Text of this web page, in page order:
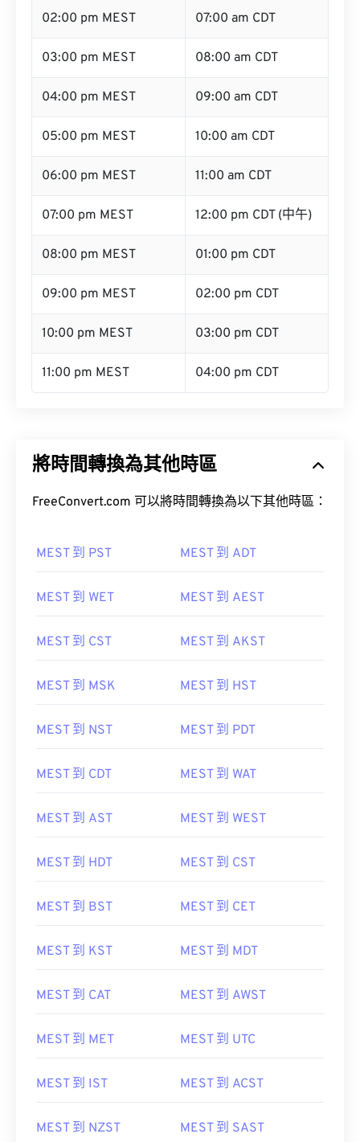
02:00 pm MEST 07:00 am CDT
03:00 pm MEST 08:00 am CDT
04:00 pm MEST 09:00 am CDT
05:00 pm MEST 10:00 am CDT
06:00 pm MEST 11:00 am CDT
07:00 pm MEST 12:00 pm CDT (中午)
08:00 pm MEST 01:00 pm CDT
09:00 pm MEST 02:00 pm CDT
10:00 pm MEST 03:00 pm CDT
11:00 pm MEST 04:00 pm CDT
將時間轉換為其他時區
FreeConvert.com 可以將時間轉換為以下其他時區：
MEST 到 PST MEST 到 ADT
MEST 到 WET MEST 到 AEST
MEST 到 CST MEST 到 AKST
MEST 到 MSK MEST 到 HST
MEST 到 NST MEST 到 PDT
MEST 到 CDT MEST 到 WAT
MEST 到 AST MEST 到 WEST
MEST 到 HDT MEST 到 CST
MEST 到 BST MEST 到 CET
MEST 到 KST MEST 到 MDT
MEST 到 CAT MEST 到 AWST
MEST 到 MET MEST 到 UTC
MEST 到 IST MEST 到 ACST
MEST 到 NZST MEST 到 SAST